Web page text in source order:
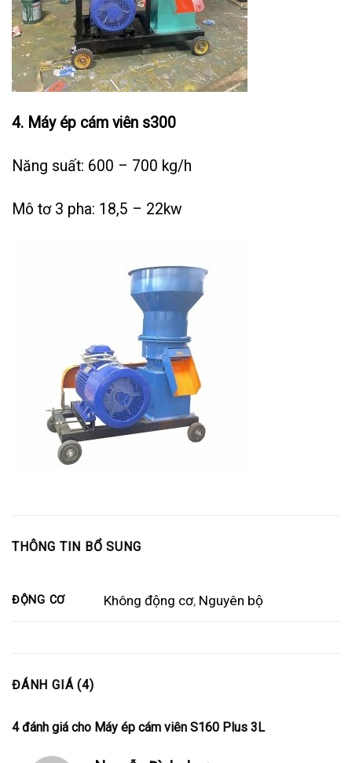
4. Máy ép cám viên s300
Năng suất: 600 – 700 kg/h
Mô tơ 3 pha: 18,5 – 22kw
THÔNG TIN BỔ SUNG
ĐỘNG CƠ Không động cơ, Nguyên bộ
ĐÁNH GIÁ (4)
4 đánh giá cho Máy ép cám viên S160 Plus 3L